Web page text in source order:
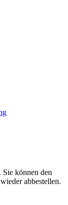
können den
abbestellen.